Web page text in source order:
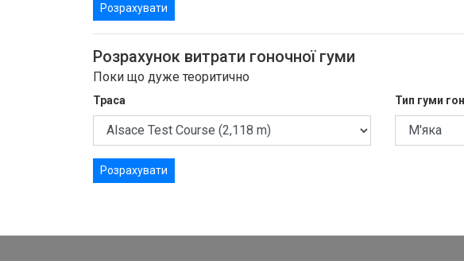
Розрахувати
Розрахунок витрати гоночної гуми
Поки що дуже теоритично
Траса Тип гуми
Розрахувати